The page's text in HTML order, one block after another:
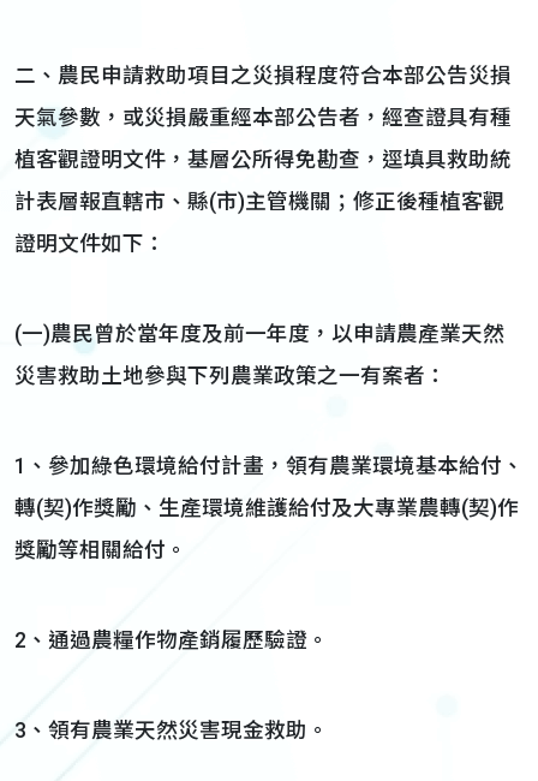
二、農民申請救助項目之災損程度符合本部公告災損
天氣參數，或災損嚴重經本部公告者，經查證具有種
植客觀證明文件，基層公所得免勘查，逕填具救助統
計表層報直轄市、縣(市)主管機關；修正後種植客觀
證明文件如下：
(一)農民曾於當年度及前一年度，以申請農產業天然
災害救助土地參與下列農業政策之一有案者：
1、參加綠色環境給付計畫，領有農業環境基本給付、
轉(契)作獎勵、生產環境維護給付及大專業農轉(契)作
獎勵等相關給付。
2、通過農糧作物產銷履歷驗證。
3、領有農業天然災害現金救助。